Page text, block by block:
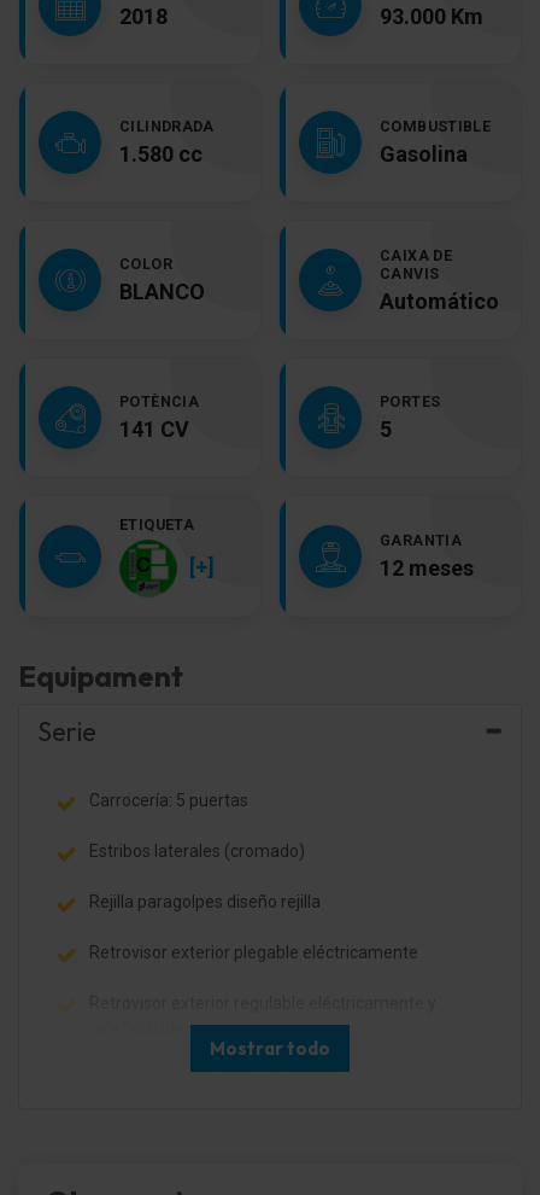
2018 93.000 Km
CILINDRADA
1.580 cc
COMBUSTIBLE
Gasolina
COLOR
BLANCO
CAIXA DE
CANVIS
Automático
POTÈNCIA
141 CV
PORTES
5
ETIQUETA
[+]
GARANTIA
12 meses
Equipament
Serie
Carrocería: 5 puertas
Estribos laterales (cromado)
Rejilla paragolpes diseño rejilla
Retrovisor exterior plegable eléctricamente
calefactable, ambos
Retrovisor exterior regulable eléctricamente y
Mostrar todo